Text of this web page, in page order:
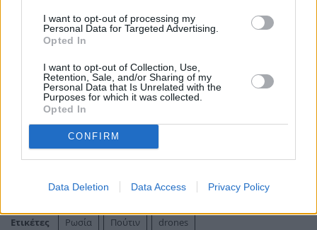
I want to opt-out of processing my
Personal Data for Targeted Advertising.
Opted In
I want to opt-out of Collection, Use,
Retention, Sale, and/or Sharing of my
Personal Data that Is Unrelated with the
Purposes for which it was collected.
Opted In
CONFIRM
Data Deletion Data Access Privacy Policy
Ετικέτες Ρωσία Πούτιν drones